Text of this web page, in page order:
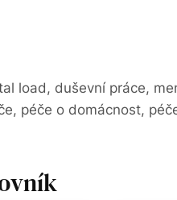
load, duševní práce,
péče o domácnost,